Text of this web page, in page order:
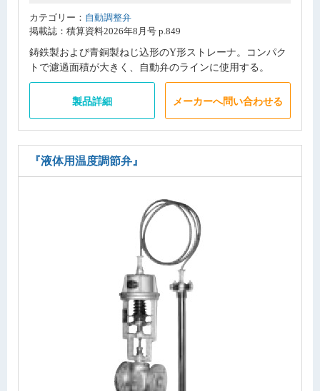
カテゴリー： 自動調整弁
掲載誌：積算資料2026年8月号 p.849
鋳鉄製および青銅製ねじ込形のY形ストレーナ。コンパク
トで濾過面積が大きく、自動弁のラインに使用する。
製品詳細 メーカーへ問い合わせる
『液体用温度調節弁』